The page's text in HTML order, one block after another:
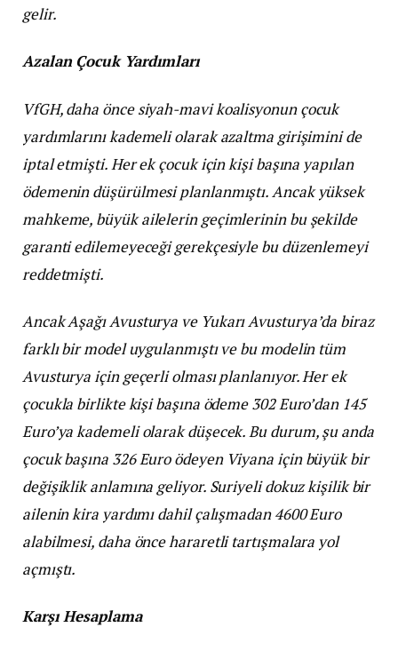
gelir.
Azalan Çocuk Yardımları
VfGH, daha önce siyah-mavi koalisyonun çocuk
yardımlarını kademeli olarak azaltma girişimini de
iptal etmişti. Her ek çocuk için kişi başına yapılan
ödemenin düşürülmesi planlanmıştı. Ancak yüksek
mahkeme, büyük ailelerin geçimlerinin bu şekilde
garanti edilemeyeceği gerekçesiyle bu düzenlemeyi
reddetmişti.
Ancak Aşağı Avusturya ve Yukarı Avusturya’da biraz
farklı bir model uygulanmıştı ve bu modelin tüm
Avusturya için geçerli olması planlanıyor. Her ek
çocukla birlikte kişi başına ödeme 302 Euro’dan 145
Euro’ya kademeli olarak düşecek. Bu durum, şu anda
çocuk başına 326 Euro ödeyen Viyana için büyük bir
değişiklik anlamına geliyor. Suriyeli dokuz kişilik bir
ailenin kira yardımı dahil çalışmadan 4600 Euro
alabilmesi, daha önce hararetli tartışmalara yol
açmıştı.
Karşı Hesaplama